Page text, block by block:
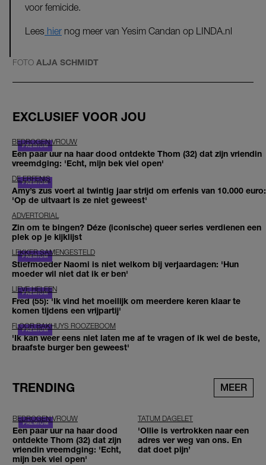
voor femicide.
Lees hier nog meer van Yesim Candan op LINDA.nl
FOTO ALJA SCHMIDT
EXCLUSIEF VOOR JOU
BEDROGEN VROUW
Een paar uur na haar dood ontdekte Thom (32) dat zijn vriendin
vreemdging: 'Echt, mijn bek viel open'
DE ERFENIS
Amy’s zus voert al twintig jaar strijd om erfenis van 10.000 euro:
'Op de uitvaart is ze niet geweest'
ADVERTORIAL
Zin om te bingen? Déze (iconische) queer series verdienen een
plek op je kijklijst
LEKKER SAMENGESTELD
Stiefmoeder Naomi is niet welkom bij verjaardagen: 'Hun
moeder wil niet dat ik er ben'
LIEVE HELEEN
Fred (55): 'Ik vind het moeilijk om meerdere keren klaar te
komen tijdens een vrijpartij'
FLOOR BAKHUYS ROOZEBOOM
'Ik kan weer eens niet laten me af te vragen of ik wel de beste,
braafste burger ben geweest'
TRENDING MEER
BEDROGEN VROUW
Een paar uur na haar dood
ontdekte Thom (32) dat zijn
vriendin vreemdging: 'Echt,
mijn bek viel open'
TATUM DAGELET
'Ollie is vertrokken naar een
adres ver weg van ons. En
dat doet pijn’